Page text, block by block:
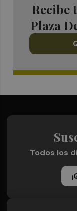
Recibe
Plaza
Todos los